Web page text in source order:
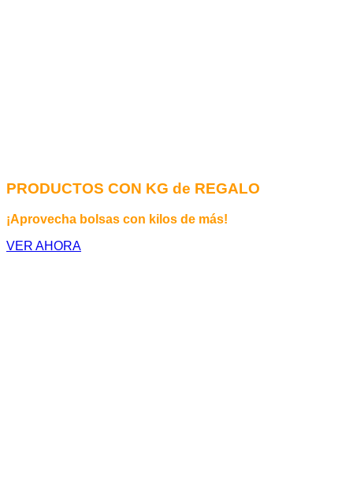
PRODUCTOS CON KG de REGALO
¡Aprovecha bolsas con kilos de más!
VER AHORA